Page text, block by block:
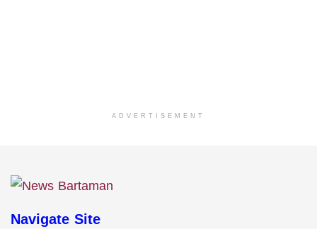
ADVERTISEMENT
Navigate Site